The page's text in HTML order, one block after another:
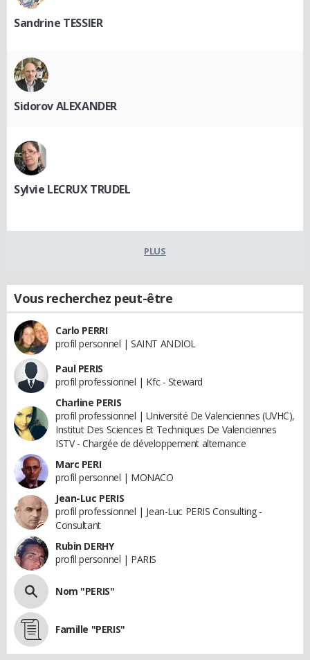
Sandrine TESSIER
Sidorov ALEXANDER
Sylvie LECRUX TRUDEL
PLUS
Vous recherchez peut-être
Carlo PERRI
profil personnel | SAINT ANDIOL
Paul PERIS
profil professionnel | Kfc - Steward
Charline PERIS
profil professionnel | Université De Valenciennes (UVHC),
Institut Des Sciences Et Techniques De Valenciennes
ISTV - Chargée de développement alternance
Marc PERI
profil personnel | MONACO
Jean-Luc PERIS
profil professionnel | Jean-Luc PERIS Consulting -
Consultant
Rubin DERHY
profil personnel | PARIS
Nom "PERIS"
Famille "PERIS"